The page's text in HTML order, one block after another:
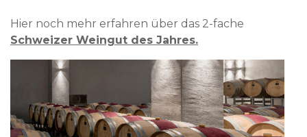
Hier noch mehr erfahren über das 2-fache
Schweizer Weingut des Jahres.